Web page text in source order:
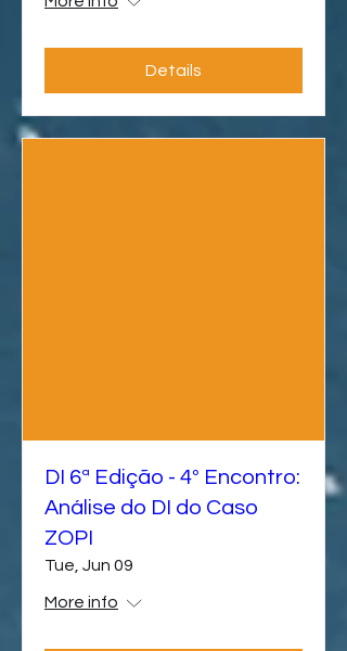
Details
DI 6ª Edição - 4º Encontro:
Análise do DI do Caso
ZOPI
Tue, Jun 09
More info